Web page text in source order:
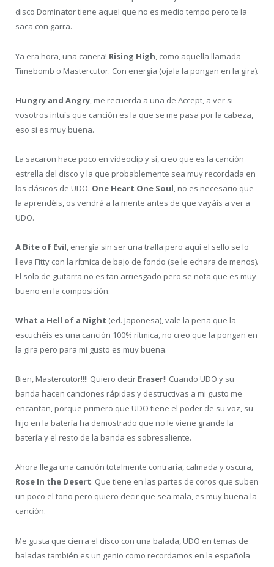
disco Dominator tiene aquel que no es medio tempo pero te la
saca con garra.
Ya era hora, una cañera! Rising High, como aquella llamada
Timebomb o Mastercutor. Con energía (ojala la pongan en la gira).
Hungry and Angry, me recuerda a una de Accept, a ver si
vosotros intuís que canción es la que se me pasa por la cabeza,
eso si es muy buena.
La sacaron hace poco en videoclip y sí, creo que es la canción
estrella del disco y la que probablemente sea muy recordada en
los clásicos de UDO. One Heart One Soul, no es necesario que
la aprendéis, os vendrá a la mente antes de que vayáis a ver a
UDO.
A Bite of Evil, energía sin ser una tralla pero aquí el sello se lo
lleva Fitty con la rítmica de bajo de fondo (se le echara de menos).
El solo de guitarra no es tan arriesgado pero se nota que es muy
bueno en la composición.
What a Hell of a Night (ed. Japonesa), vale la pena que la
escuchéis es una canción 100% rítmica, no creo que la pongan en
la gira pero para mi gusto es muy buena.
Bien, Mastercutor!!!! Quiero decir Eraser!! Cuando UDO y su
banda hacen canciones rápidas y destructivas a mi gusto me
encantan, porque primero que UDO tiene el poder de su voz, su
hijo en la batería ha demostrado que no le viene grande la
batería y el resto de la banda es sobresaliente.
Ahora llega una canción totalmente contraria, calmada y oscura,
Rose In the Desert. Que tiene en las partes de coros que suben
un poco el tono pero quiero decir que sea mala, es muy buena la
canción.
Me gusta que cierra el disco con una balada, UDO en temas de
baladas también es un genio como recordamos en la española